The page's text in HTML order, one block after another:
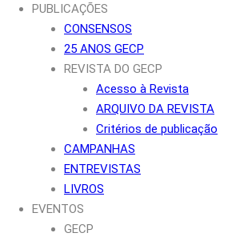
PUBLICAÇÕES
CONSENSOS
25 ANOS GECP
REVISTA DO GECP
Acesso à Revista
ARQUIVO DA REVISTA
Critérios de publicação
CAMPANHAS
ENTREVISTAS
LIVROS
EVENTOS
GECP